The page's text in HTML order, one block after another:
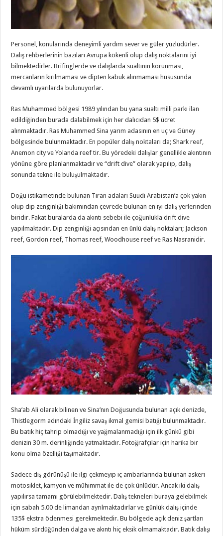
Personel, konularında deneyimli yardım sever ve güler yüzlüdürler.
Dalış rehberlerinin bazıları Avrupa kökenli olup dalış noktalarını iyi
bilmektedirler. Brifinglerde ve dalışlarda sualtının korunması,
mercanların kırılmaması ve dipten kabuk alınmaması hususunda
devamlı uyarılarda bulunuyorlar.
Ras Muhammed bölgesi 1989 yılından bu yana sualtı milli parkı ilan
edildiğinden burada dalabilmek için her dalıcıdan 5$ ücret
alınmaktadır. Ras Muhammed Sina yarım adasının en uç ve Güney
bölgesinde bulunmaktadır. En popüler dalış noktaları da; Shark reef,
Anemon city ve Yolanda reef tir. Bu yöredeki dalışlar genellikle akıntının
yönüne göre planlanmaktadır ve “drift dive” olarak yapılıp, dalış
sonunda tekne ile buluşulmaktadır.
Doğu istikametinde bulunan Tiran adaları Suudi Arabistan’a çok yakın
olup dip zenginliği bakımından çevrede bulunan en iyi dalış yerlerinden
biridir. Fakat buralarda da akıntı sebebi ile çoğunlukla drift dive
yapılmaktadır. Dip zenginliği açısından en ünlü dalış noktaları; Jackson
reef, Gordon reef, Thomas reef, Woodhouse reef ve Ras Nasranidir.
Sha’ab Ali olarak bilinen ve Sina’nın Doğusunda bulunan açık denizde,
Thistlegorm adındaki İngiliz savaş ikmal gemisi batığı bulunmaktadır.
Bu batık hiç tahrip olmadığı ve yağmalanmadığı için ilk günkü gibi
denizin 30 m. derinliğinde yatmaktadır. Fotoğrafçılar için harika bir
konu olma özelliği taşımaktadır.
Sadece dış görünüşü ile ilgi çekmeyip iç ambarlarında bulunan askeri
motosiklet, kamyon ve mühimmat ile de çok ünlüdür. Ancak iki dalış
yapılırsa tamamı görülebilmektedir. Dalış tekneleri buraya gelebilmek
için sabah 5.00 de limandan ayrılmaktadırlar ve günlük dalış içinde
135$ ekstra ödenmesi gerekmektedir. Bu bölgede açık deniz şartları
hüküm sürdüğünden dalga ve akıntı hiç eksik olmamaktadır. Batık dalışı